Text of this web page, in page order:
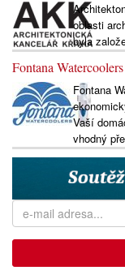
oblasti
byla
Fontana
Fontana
Vaší
vhodný